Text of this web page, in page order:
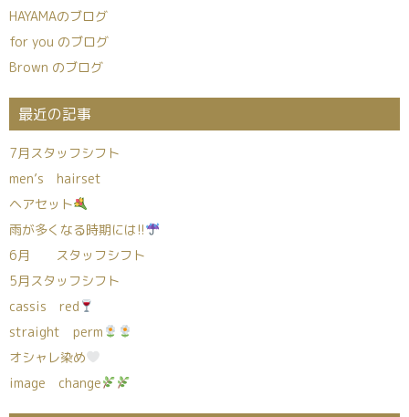
HAYAMAのブログ
for you のブログ
Brown のブログ
最近の記事
7月スタッフシフト
men’s hairset
ヘアセット
雨が多くなる時期には!!
6月 スタッフシフト
5月スタッフシフト
cassis red
straight perm
オシャレ染め
image change